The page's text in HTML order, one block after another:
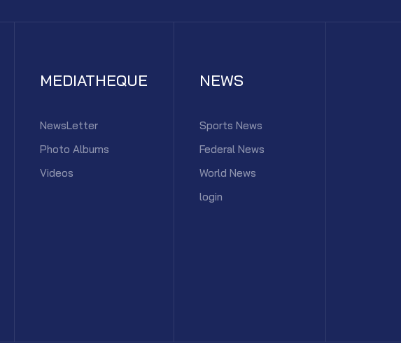
MEDIATHEQUE
NewsLetter
Photo Albums
Videos
NEWS
Sports News
Federal News
World News
login